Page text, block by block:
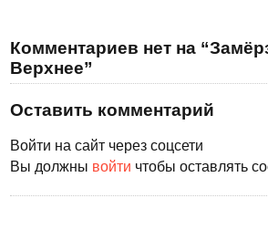
Комментариев нет на
Верхнее”
Оставить комментарий
Войти на сайт через соцсети
Вы должны войти чтобы оставлять